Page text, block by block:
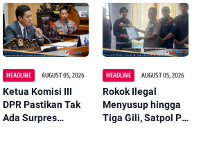
Lembar Saat
Mencari Belut
Penculikan Anak
Dipastikan Hoaks
HEADLINE AUGUST 05, 2026
Ketua Komisi III
DPR Pastikan Tak
Ada Surpres
HEADLINE AUGUST 05, 2026
Rokok Ilegal
Menyusup hingga
Tiga Gili, Satpol PP